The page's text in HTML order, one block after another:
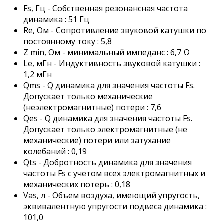
Fs, Гц - Собственная резонансная частота
динамика : 51 Гц
Re, Ом - Сопротивление звуковой катушки по
постоянному току : 5,8
Z min, Ом - минимальный импеданс : 6,7 Ω
Le, мГн - Индуктивность звуковой катушки :
1,2 мГн
Qms - Q динамика для значения частоты Fs.
Допускает только механические
(неэлектромагнитные) потери : 7,6
Qes - Q динамика для значения частоты Fs.
Допускает только электромагнитные (не
механические) потери или затухание
колебаний : 0,19
Qts - Добротность динамика для значения
частоты Fs с учетом всех электромагнитных и
механических потерь : 0,18
Vas, л - Объем воздуха, имеющий упругость,
эквивалентную упругости подвеса динамика :
101,0